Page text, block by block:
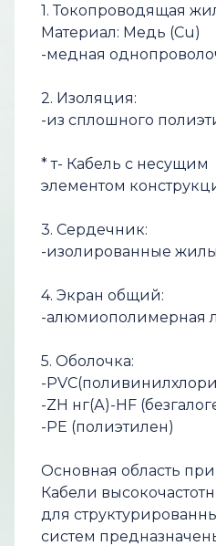
1. Токопроводящая
Материал: Медь (Cu)
-медная
2. Изоляция:
-из сплошного
* т- Кабель с несущим
элементом
3. Сердечник:
-изолированные
4. Экран общий:
-алюмиополимерная
5. Оболочка:
-
-ZH нг(А)-НF
-РЕ (полиэтилен)
Основная область
Кабели
для
систем